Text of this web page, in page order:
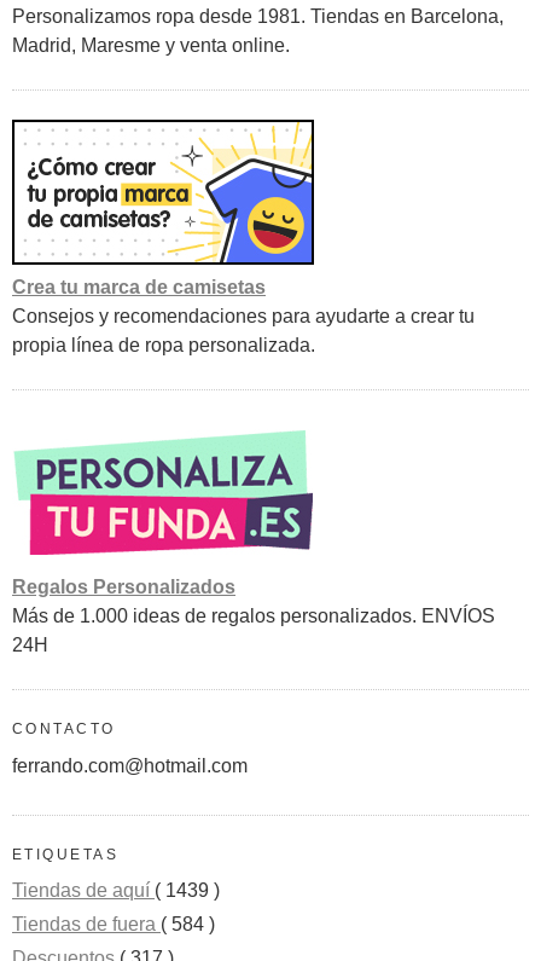
Personalizamos ropa desde 1981. Tiendas en Barcelona,
Madrid, Maresme y venta online.
Crea tu marca de camisetas
Consejos y recomendaciones para ayudarte a crear tu
propia línea de ropa personalizada.
Regalos Personalizados
Más de 1.000 ideas de regalos personalizados. ENVÍOS
24H
CONTACTO
ferrando.com@hotmail.com
ETIQUETAS
Tiendas de aquí ( 1439 )
Tiendas de fuera ( 584 )